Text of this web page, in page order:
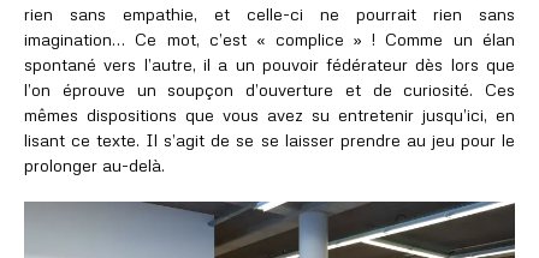
rien sans empathie, et celle-ci ne pourrait rien sans
imagination… Ce mot, c’est « complice » ! Comme un élan
spontané vers l’autre, il a un pouvoir fédérateur dès lors que
l’on éprouve un soupçon d’ouverture et de curiosité. Ces
mêmes dispositions que vous avez su entretenir jusqu’ici, en
lisant ce texte. Il s’agit de se se laisser prendre au jeu pour le
prolonger au-delà.